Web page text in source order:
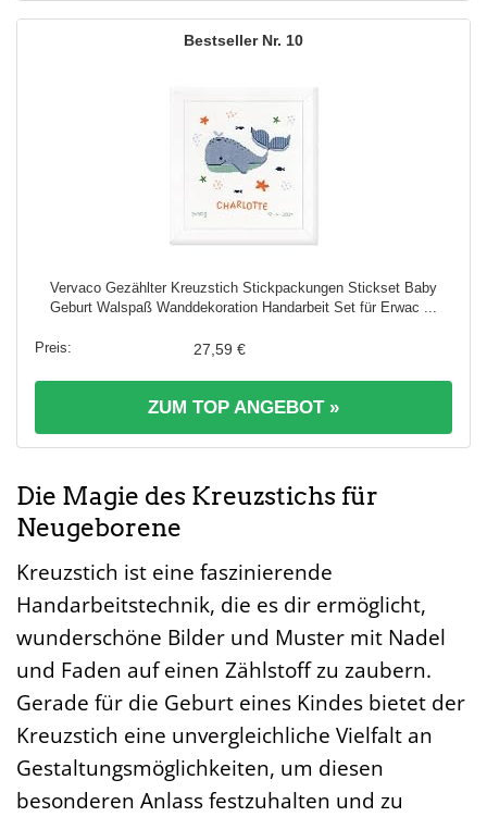
10
Vervaco Gezählter Kreuzstich Stickpackungen Stickset Baby
Geburt Walspaß Wanddekoration Handarbeit Set für Erwac ...
27,59 €
ZUM TOP ANGEBOT »
Die Magie des Kreuzstichs für
Neugeborene
Kreuzstich ist eine faszinierende
Handarbeitstechnik, die es dir ermöglicht,
wunderschöne Bilder und Muster mit Nadel
und Faden auf einen Zählstoff zu zaubern.
Gerade für die Geburt eines Kindes bietet der
Kreuzstich eine unvergleichliche Vielfalt an
Gestaltungsmöglichkeiten, um diesen
besonderen Anlass festzuhalten und zu